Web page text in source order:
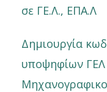
σε ΓΕ.Λ., ΕΠΑ.Λ
Δημιουργία
υποψηφίων ΓΕΛ